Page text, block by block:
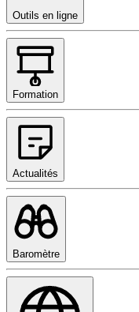
Outils en ligne
Formation
Actualités
Baromètre